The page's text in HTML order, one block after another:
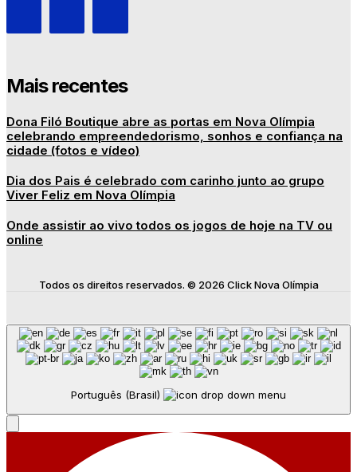
Mais recentes
Dona Filó Boutique abre as portas em Nova Olímpia
celebrando empreendedorismo, sonhos e confiança na
cidade (fotos e vídeo)
Dia dos Pais é celebrado com carinho junto ao grupo
Viver Feliz em Nova Olímpia
Onde assistir ao vivo todos os jogos de hoje na TV ou
online
Todos os direitos reservados. © 2026 Click Nova Olímpia
Português (Brasil)